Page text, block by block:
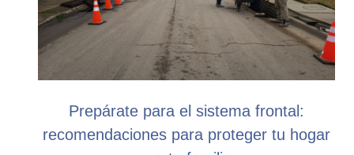
Prepárate para el sistema frontal:
recomendaciones para proteger tu hogar